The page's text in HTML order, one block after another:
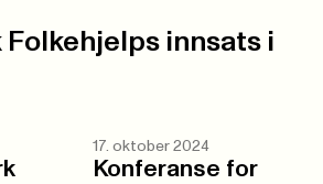
innsats i
17. oktober 2024
Konferanse for